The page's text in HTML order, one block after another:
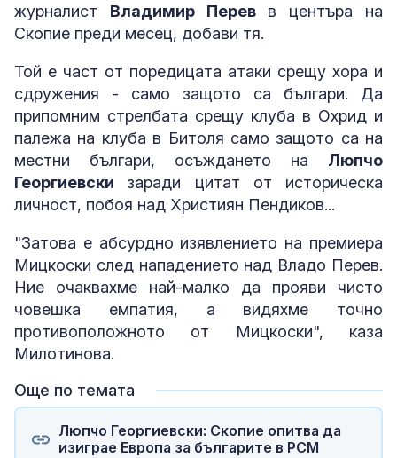
журналист Владимир Перевв центъра на
Скопие преди месец, добави тя.
Той е част от поредицата атаки срещу хора и
сдружения - само защото са българи. Да
припомним стрелбата срещу клуба в Охрид и
палежа на клуба в Битоля само защото са на
местни българи, осъждането на Люпчо
Георгиевски заради цитат от историческа
личност, побоя над Християн Пендиков...
"Затова е абсурдно изявлението на премиера
Мицкоски след нападението над Владо Перев.
Ние очаквахме най-малко да прояви чисто
човешка емпатия, а видяхме точно
противоположното от Мицкоски", каза
Милотинова.
Още по темата
Люпчо Георгиевски: Скопие опитва да
изиграе Европа за българите в РСМ